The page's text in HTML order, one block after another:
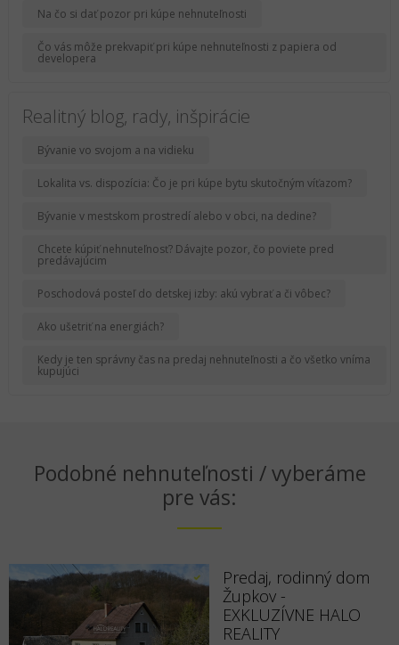
Na čo si dať pozor pri kúpe nehnuteľnosti
Čo vás môže prekvapiť pri kúpe nehnuteľnosti z papiera od
developera
Realitný blog, rady, inšpirácie
Bývanie vo svojom a na vidieku
Lokalita vs. dispozícia: Čo je pri kúpe bytu skutočným víťazom?
Bývanie v mestskom prostredí alebo v obci, na dedine?
Chcete kúpiť nehnuteľnosť? Dávajte pozor, čo poviete pred
predávajúcim
Poschodová posteľ do detskej izby: akú vybrať a či vôbec?
Ako ušetriť na energiách?
Kedy je ten správny čas na predaj nehnuteľnosti a čo všetko vníma
kupujúci
Podobné nehnuteľnosti / vyberáme
pre vás:
Predaj, rodinný dom
Župkov -
EXKLUZÍVNE HALO
REALITY